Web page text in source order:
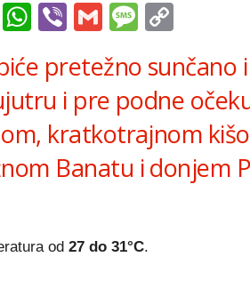
Threads
WhatsApp
ViberGmailMessage
pretežno sunčano
i pre podne
kratkotrajnom
Banatu i donjem
od 27 do 31°C.